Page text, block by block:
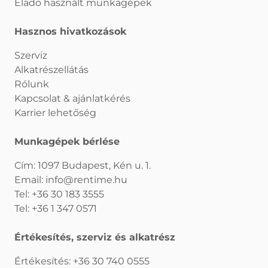
Eladó használt munkagépek
Hasznos hivatkozások
Szerviz
Alkatrészellátás
Rólunk
Kapcsolat & ajánlatkérés
Karrier lehetőség
Munkagépek bérlése
Cím: 1097 Budapest, Kén u. 1.
Email: info@rentime.hu
Tel: +36 30 183 3555
Tel: +36 1 347 0571
Értékesítés, szerviz és alkatrész
Értékesítés: +36 30 740 0555